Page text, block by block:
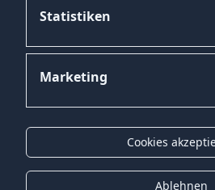
Statistiken
Marketing
Cookies
Ablehnen
Kontakt
Gender-